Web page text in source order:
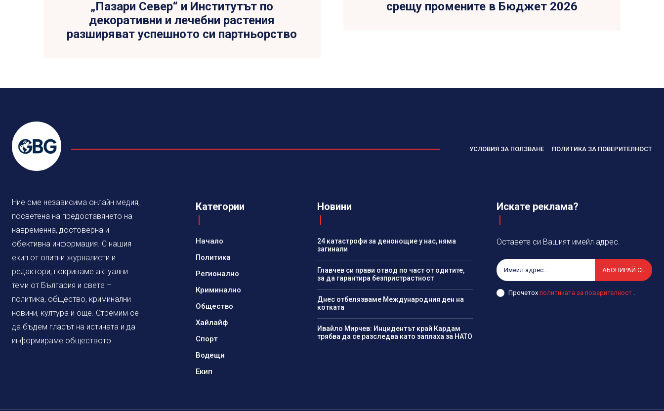
„Пазари Север“ и Институтът по
декоративни и лечебни растения
разширяват успешното си партньорство
срещу промените в Бюджет 2026
УСЛОВИЯ ЗА ПОЛЗВАНЕ ПОЛИТИКА ЗА ПОВЕРИТЕЛНОСТ
Ние сме независима онлайн медия,
посветена на предоставянето на
навременна, достоверна и
обективна информация. С нашия
екип от опитни журналисти и
редактори, покриваме актуални
теми от България и света –
политика, общество, криминални
новини, култура и още. Стремим се
да бъдем гласът на истината и да
информираме обществото.
Категории
Начало
Политика
Регионално
Криминално
Общество
Хайлайф
Спорт
Водещи
Екип
Новини
24 катастрофи за денонощие у нас, няма
загинали
Главчев си прави отвод по част от одитите,
за да гарантира безпристрастност
Днес отбелязваме Международния ден на
котката
Ивайло Мирчев: Инцидентът край Кардам
трябва да се разследва като заплаха за НАТО
Искате реклама?
Оставете си Вашият имейл адрес.
АБОНИРАЙ СЕ
Прочетохполитиката за поверителност